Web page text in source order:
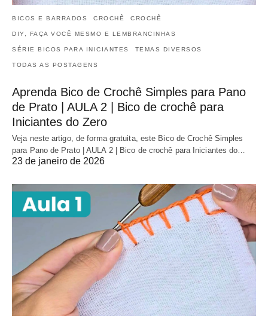
BICOS E BARRADOS CROCHÊ CROCHÊ
DIY, FAÇA VOCÊ MESMO E LEMBRANCINHAS
SÉRIE BICOS PARA INICIANTES TEMAS DIVERSOS
TODAS AS POSTAGENS
Aprenda Bico de Crochê Simples para Pano
de Prato | AULA 2 | Bico de crochê para
Iniciantes do Zero
Veja neste artigo, de forma gratuita, este Bico de Crochê Simples
para Pano de Prato | AULA 2 | Bico de crochê para Iniciantes do…
23 de janeiro de 2026